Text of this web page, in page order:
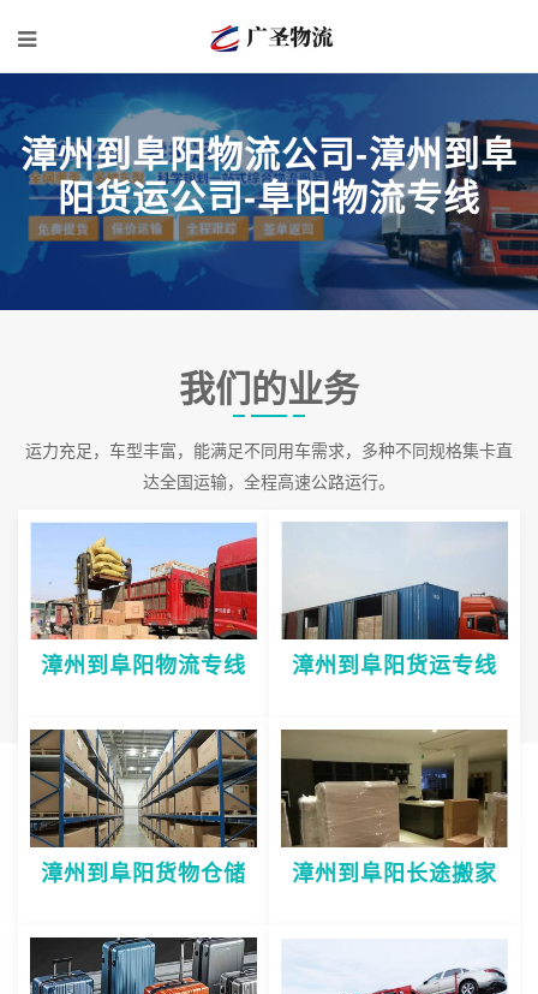
漳州到阜阳物流公司-漳州到阜
阳货运公司-阜阳物流专线
我们的业务
运力充足，车型丰富，能满足不同用车需求，多种不同规格集卡直
达全国运输，全程高速公路运行。
漳州到阜阳物流专线 漳州到阜阳货运专线
漳州到阜阳货物仓储 漳州到阜阳长途搬家